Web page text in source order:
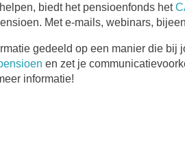
biedt het pensioenfonds het
Met e-mails, webinars,
gedeeld op een manier die
en zet je
informatie!